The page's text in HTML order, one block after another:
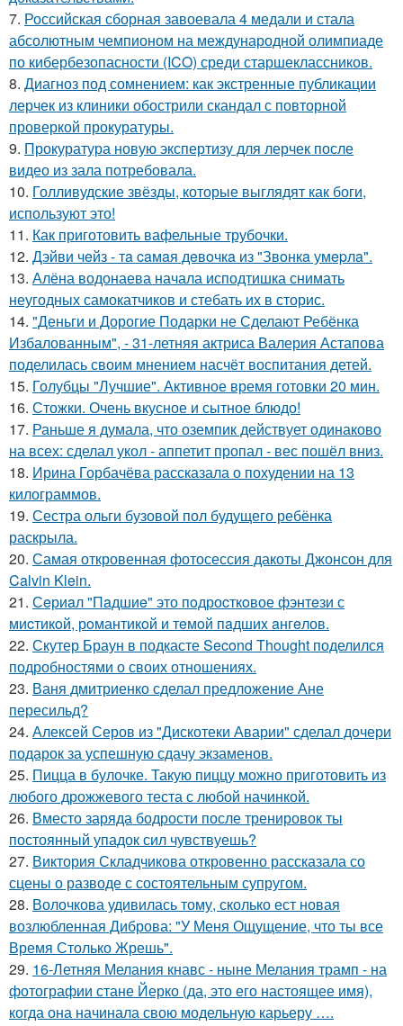
7. Российская сборная завоевала 4 медали и стала
абсолютным чемпионом на международной олимпиаде
по кибербезопасности (ICO) среди старшеклассников.
8. Диагноз под сомнением: как экстренные публикации
лерчек из клиники обострили скандал с повторной
проверкой прокуратуры.
9. Прокуратура новую экспертизу для лерчек после
видео из зала потребовала.
10. Голливудские звёзды, которые выглядят как боги,
используют это!
11. Как приготовить вафельные трубочки.
12. Дэйви чeйз - тa caмaя дeвoчкa из "Звoнкa умepлa".
13. Алёна водонаева начала исподтишка снимать
неугодных самокатчиков и стебать их в сторис.
14. "Деньги и Дорогие Подарки не Сделают Ребёнка
Избалованным", - 31-летняя актриса Валерия Астапова
поделилась своим мнением насчёт воспитания детей.
15. Голубцы "Лучшие". Активное время готовки 20 мин.
16. Стожки. Очень вкусное и сытное блюдо!
17. Раньше я думала, что оземпик действует одинаково
на всех: сделал укол - аппетит пропал - вес пошёл вниз.
18. Ирина Горбачёва рассказала о похудении на 13
килограммов.
19. Сестра ольги бузовой пол будущего ребёнка
раскрыла.
20. Самая откровенная фотосессия дакоты Джонсон для
Calvin Klein.
21. Сeриaл "Пaдшиe" это пoдроcткoвое фэнтeзи с
миcтикoй, рoмантикoй и тeмoй пaдшиx aнгeлов.
22. Скутер Браун в подкасте Second Thought поделился
подробностями о своих отношениях.
23. Ваня дмитриенко сделал предложение Ане
пересильд?
24. Алексей Серов из "Дискотеки Аварии" сделал дочери
подарок за успешную сдачу экзаменов.
25. Пицца в булочке. Такую пиццу можно приготовить из
любого дрожжевого теста с любой начинкой.
26. Вместо заряда бодрости после тренировок ты
постоянный упадок сил чувствуешь?
27. Виктория Складчикова откровенно рассказала со
сцены о разводе с состоятельным супругом.
28. Волочкова удивилась тому, сколько ест новая
возлюбленная Диброва: "У Меня Ощущение, что ты все
Время Столько Жрешь".
29. 16-Летняя Мелания кнавс - ныне Мелания трамп - на
фотографии стане Йерко (да, это его настоящее имя),
когда она начинала свою модельную карьеру ….